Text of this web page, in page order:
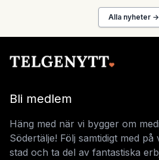
Alla nyheter →
Bli medlem
Häng med när vi bygger om
Södertälje! Följ samtidigt med
stad och ta del av fantastiska